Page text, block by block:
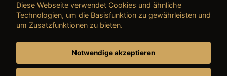
→ AGB (Gebrauchtwagen)
→ AGB (Teile & Zubehör)
Diese Webseite verwendet Cookies und ähnliche
Technologien, um die Basisfunktion zu gewährleisten und
um Zusatzfunktionen zu bieten.
Notwendige akzeptieren